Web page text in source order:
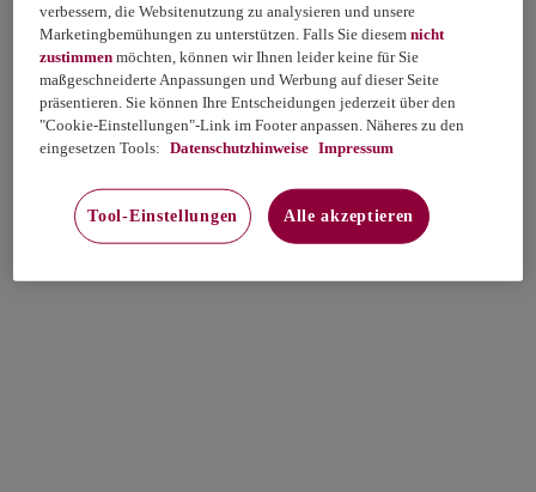
verbessern, die Websitenutzung zu analysieren und unsere
Marketingbemühungen zu unterstützen. Falls Sie diesemnicht
zustimmen möchten, können wir Ihnen leider keine für Sie
maßgeschneiderte Anpassungen und Werbung auf dieser Seite
präsentieren. Sie können Ihre Entscheidungen jederzeit über den
"Cookie-Einstellungen"-Link im Footer anpassen. Näheres zu den
eingesetzen Tools: Datenschutzhinweise Impressum
Tool-Einstellungen Alle akzeptieren